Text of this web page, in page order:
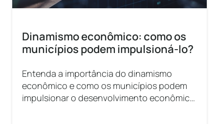
Dinamismo econômico: como os
municípios podem impulsioná-lo?
Entenda a importância do dinamismo
econômico e como os municípios podem
impulsionar o desenvolvimento econômico